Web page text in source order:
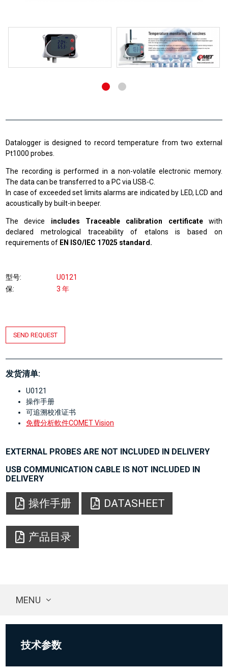
Datalogger is designed to record temperature from two external
Pt1000 probes.
The recording is performed in a non-volatile electronic memory.
The data can be transferred to a PC via USB-C.
In case of exceeded set limits alarms are indicated by LED, LCD and
acoustically by built-in beeper.
The device includes Traceable calibration certificatewith
declared metrological traceability of etalons is based on
requirements of EN ISO/IEC 17025 standard.
型号
U0121
保
3 年
SEND REQUEST
发货清单:
U0121
操作手册
可追溯校准证书
免費分析軟件COMET Vision
EXTERNAL PROBES ARE NOT INCLUDED IN DELIVERY
USB COMMUNICATION CABLE IS NOT INCLUDED IN
DELIVERY
操作手册 DATASHEET
产品目录
MENU
技术参数